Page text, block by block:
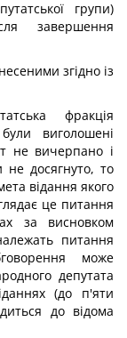
групи)
завершення
згідно із
фракція
виголошені
не вичерпано і
досягнуто, то
відання якого
це питання
за висновком
питання
може
депутата
(до п'яти
до відома